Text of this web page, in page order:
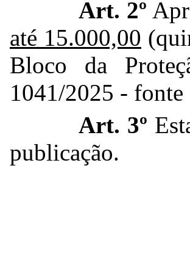
Art. 2º
até 15.000,00
Bloco da
1041/2025 - fonte
Art. 3º
publicação.